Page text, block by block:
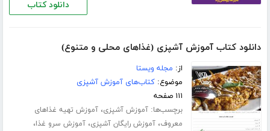
دانلود کتاب
دانلود کتاب آموزش آشپزی (غذاهای محلی و متنوع)
از: مجله ویستا
موضوع:کتاب‌های آموزش آشپزی
۱۱۱ صفحه
برچسب‌ها:آموزش آشپزی،آموزش تهیه غذاهای
معروف،آموزش رایگان آشپزی،آموزش سرو غذا،